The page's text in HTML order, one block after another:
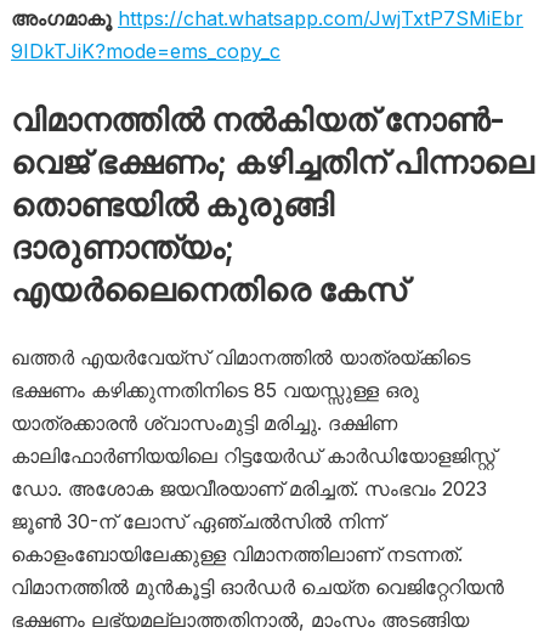
അംഗമാകൂ https://chat.whatsapp.com/JwjTxtP7SMiEbr
9IDkTJiK?mode=ems_copy_c
വിമാനത്തിൽ നൽകിയത് നോൺ-
വെജ് ഭക്ഷണം; കഴിച്ചതിന് പിന്നാലെ
തൊണ്ടയിൽ കുരുങ്ങി
ദാരുണാന്ത്യം;
എയർലൈനെതിരെ കേസ്
ഖത്തർ എയർവേയ്‌സ് വിമാനത്തിൽ യാത്രയ്ക്കിടെ
ഭക്ഷണം കഴിക്കുന്നതിനിടെ 85 വയസ്സുള്ള ഒരു
യാത്രക്കാരൻ ശ്വാസംമുട്ടി മരിച്ചു. ദക്ഷിണ
കാലിഫോർണിയയിലെ റിട്ടയേർഡ് കാർഡിയോളജിസ്റ്റ്
ഡോ. അശോക ജയവീരയാണ് മരിച്ചത്. സംഭവം 2023
ജൂൺ 30-ന് ലോസ് ഏഞ്ചൽസിൽ നിന്ന്
കൊളംബോയിലേക്കുള്ള വിമാനത്തിലാണ് നടന്നത്.
വിമാനത്തിൽ മുൻകൂട്ടി ഓർഡർ ചെയ്ത വെജിറ്റേറിയൻ
ഭക്ഷണം ലഭ്യമല്ലാത്തതിനാൽ, മാംസം അടങ്ങിയ